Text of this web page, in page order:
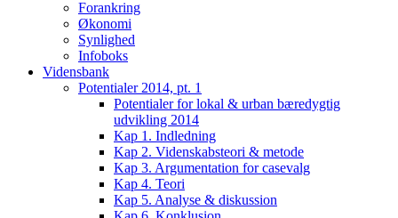
Forankring
Økonomi
Synlighed
Infoboks
Vidensbank
Potentialer 2014, pt. 1
Potentialer for lokal & urban bæredygtig
udvikling 2014
Kap 1. Indledning
Kap 2. Videnskabsteori & metode
Kap 3. Argumentation for casevalg
Kap 4. Teori
Kap 5. Analyse & diskussion